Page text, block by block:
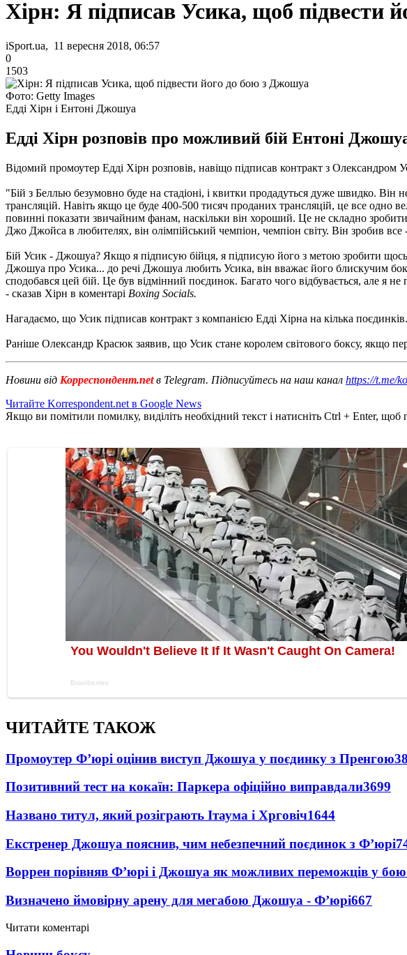
Хірн: Я підписав Усика, щоб підвести
iSport.ua, 11 вересня 2018, 06:57
0
1503
Фото: Getty Images
Едді Хірн і Ентоні Джошуа
Едді Хірн розповів про можливий бій Ентоні
Відомий промоутер Едді Хірн розповів, навіщо підписав контракт з Олександром
"Бій з Беллью безумовно буде на стадіоні, і квитки продадуться дуже швидко.
трансляцій. Навіть якщо це буде 400-500 тисяч проданих трансляцій, це все одно
повинні показати звичайним фанам, наскільки він хороший. Це не складно
Джо Джойса в любителях, він олімпійський чемпіон, чемпіон світу. Він зробив все
Бій Усик - Джошуа? Якщо я підписую бійця, я підписую його з метою зробити
Джошуа про Усика... до речі Джошуа любить Усика, він вважає його блискучим
сподобався цей бій. Це був відмінний поєдинок. Багато чого відбувається, але
- сказав Хірн в коментарі Boxing Socials.
Нагадаємо, що Усик підписав контракт з компанією Едді Хірна на кілька поєдинків.
Раніше Олександр Красюк заявив, що Усик стане королем світового боксу, якщо
Новини від Корреспондент.netв Telegram. Підписуйтесь на наш канал https://t.me/
Читайте Korrespondent.net в Google News
Якщо ви помітили помилку, виділіть необхідний текст і натисніть Ctrl + Enter,
ЧИТАЙТЕ ТАКОЖ
Промоутер Ф’юрі оцінив виступ Джошуа у поєдинку з Пренгою
Позитивний тест на кокаїн: Паркера офіційно виправдали3699
Названо титул, який розіграють Ітаума і Хрговіч1644
Екстренер Джошуа пояснив, чим небезпечний поєдинок з Ф’юрі
Воррен порівняв Ф’юрі і Джошуа як можливих переможців у бою
Визначено ймовірну арену для мегабою Джошуа - Ф’юрі667
Читати коментарі